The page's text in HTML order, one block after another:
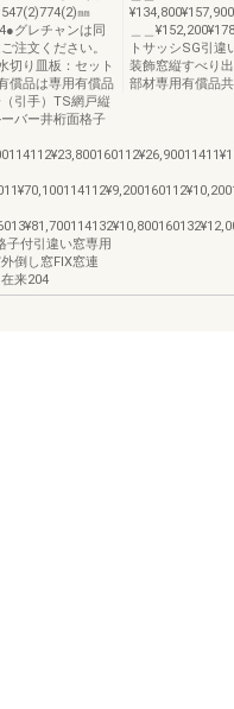
㎜
グレチャンは同
注文ください。
切り皿板：セット
償品は専用有償品
引手）TS網戸縦
バー井桁面格子
子付引違い窓専用
倒し窓FIX窓連
来204
＿＿
トサッシSG引
装飾窓縦すべり
部材専用有償品